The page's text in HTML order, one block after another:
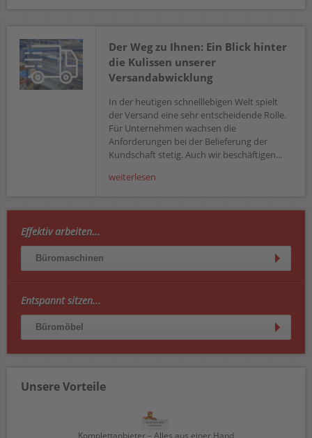
Der Weg zu Ihnen: Ein Blick hinter
die Kulissen unserer
Versandabwicklung
In der heutigen schnelllebigen Welt spielt
der Versand eine sehr entscheidende Rolle.
Für Unternehmen wachsen die
Anforderungen bei der Belieferung der
Kundschaft stetig. Auch wir beschäftigen...
weiterlesen
Effektiv arbeiten...
Büromaschinen
Entspannt sitzen...
Büromöbel
Unsere Vorteile